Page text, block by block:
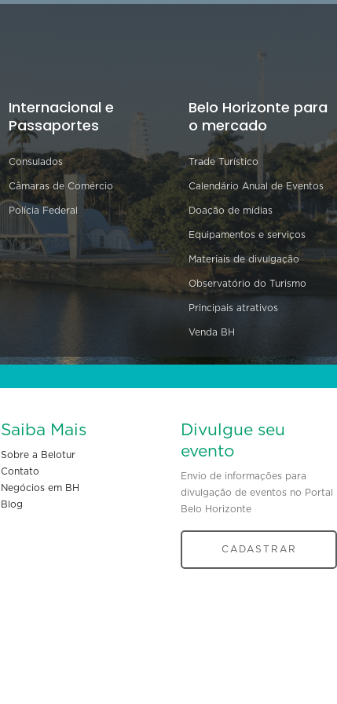
Internacional e
Passaportes
Consulados
Câmaras de Comércio
Polícia Federal
Belo Horizonte para
o mercado
Trade Turístico
Calendário Anual de Eventos
Doação de mídias
Equipamentos e serviços
Materiais de divulgação
Observatório do Turismo
Principais atrativos
Venda BH
Saiba Mais
Sobre a Belotur
Contato
Negócios em BH
Blog
Divulgue seu
evento
Envio de informações para
divulgação de eventos no Portal
Belo Horizonte
CADASTRAR